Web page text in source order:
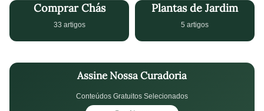
Comprar Chás
33 artigos
Plantas de Jardim
5 artigos
Assine Nossa Curadoria
Conteúdos Gratuitos Selecionados